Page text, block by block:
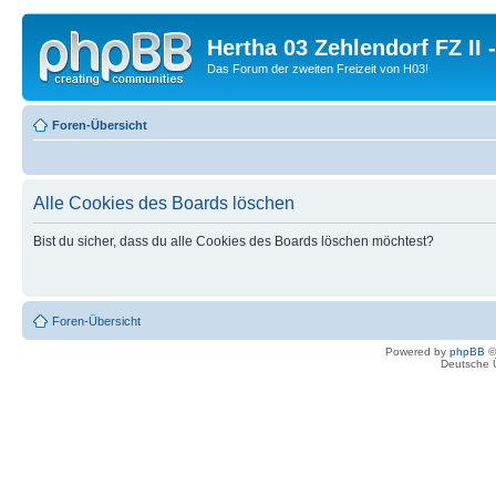
Hertha 03 Zehlendorf FZ II
Das Forum der zweiten Freizeit von H03!
Foren-Übersicht
Alle Cookies des Boards löschen
Bist du sicher, dass du alle Cookies des Boards löschen möchtest?
Foren-Übersicht
Powered by phpBB
Deutsche